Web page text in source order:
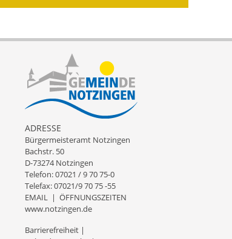
Rückstausicherung von
Hochwassergefahrenkarte
Gemeindehalle und
Bürgerhaus
Grundschule &
Kernzeitbetreuung
Integration und Asyl
Bevölkerungsschutz
ADRESSE
Bürgermeisteramt Notzingen
Bachstr. 50
D-73274 Notzingen
Telefon: 07021 / 9 70 75-0
Telefax: 07021/9 70 75 -55
EMAIL | ÖFFNUNGSZEITEN
www.notzingen.de
Barrierefreiheit |